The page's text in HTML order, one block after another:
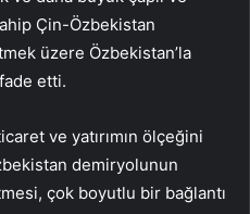
Çin-Özbekistan
üzere Özbekistan’la
etti.
ve yatırımın ölçeğini
demiryolunun
çok boyutlu bir bağlantı